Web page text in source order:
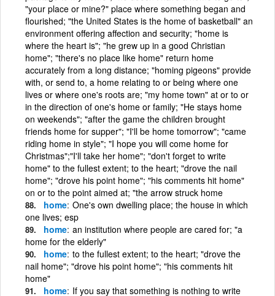
"your place or mine?" place where something began and
flourished; "the United States is the home of basketball" an
environment offering affection and security; "home is
where the heart is"; "he grew up in a good Christian
home"; "there's no place like home" return home
accurately from a long distance; "homing pigeons" provide
with, or send to, a home relating to or being where one
lives or where one's roots are; "my home town" at or to or
in the direction of one's home or family; "He stays home
on weekends"; "after the game the children brought
friends home for supper"; "I'll be home tomorrow"; "came
riding home in style"; "I hope you will come home for
Christmas";"I'll take her home"; "don't forget to write
home" to the fullest extent; to the heart; "drove the nail
home"; "drove his point home"; "his comments hit home"
on or to the point aimed at; "the arrow struck home
home One's own dwelling place; the house in which
one lives; esp
home an institution where people are cared for; "a
home for the elderly"
home to the fullest extent; to the heart; "drove the
nail home"; "drove his point home"; "his comments hit
home"
home If you say that something is nothing to write